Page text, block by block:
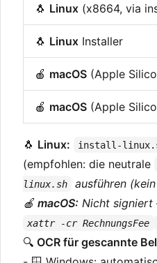
🐧 Linux (x8664, via
🐧 Linux Installer
🍎 macOS (Apple
🍎 macOS (Apple
🐧 Linux: install-
(empfohlen: die neutrale
linux.sh
ausführen (kein
🍎 macOS: Nicht signiert
xattr -cr RechnungsFee
🔍 OCR für gescannte